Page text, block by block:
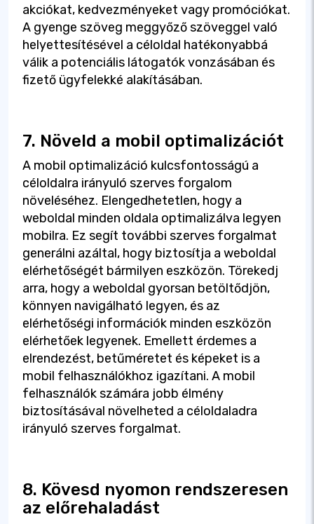
akciókat, kedvezményeket vagy promóciókat.
A gyenge szöveg meggyőző szöveggel való
helyettesítésével a céloldal hatékonyabbá
válik a potenciális látogatók vonzásában és
fizető ügyfelekké alakításában.
7. Növeld a mobil optimalizációt
A mobil optimalizáció kulcsfontosságú a
céloldalra irányuló szerves forgalom
növeléséhez. Elengedhetetlen, hogy a
weboldal minden oldala optimalizálva legyen
mobilra. Ez segít további szerves forgalmat
generálni azáltal, hogy biztosítja a weboldal
elérhetőségét bármilyen eszközön. Törekedj
arra, hogy a weboldal gyorsan betöltődjön,
könnyen navigálható legyen, és az
elérhetőségi információk minden eszközön
elérhetőek legyenek. Emellett érdemes a
elrendezést, betűméretet és képeket is a
mobil felhasználókhoz igazítani. A mobil
felhasználók számára jobb élmény
biztosításával növelheted a céloldaladra
irányuló szerves forgalmat.
8. Kövesd nyomon rendszeresen
az előrehaladást